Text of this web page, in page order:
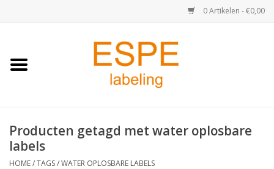
0 Artikelen - €0,00
Home
Retail
Horeca & Food
Producten getagd met water oplosbare
labels
HOME/TAGS/WATER OPLOSBARE LABELS